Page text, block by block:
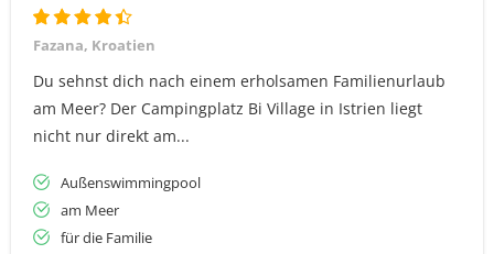
Fazana, Kroatien
Du sehnst dich nach einem erholsamen Familienurlaub
am Meer? Der Campingplatz Bi Village in Istrien liegt
nicht nur direkt am...
Außenswimmingpool
am Meer
für die Familie